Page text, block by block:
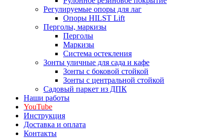
Регулируемые опоры для лаг
Опоры HILST Lift
Перголы, маркизы
Перголы
Маркизы
Система остекления
Зонты уличные для сада и кафе
Зонты с боковой стойкой
Зонты с центральной стойкой
Садовый паркет из ДПК
Наши работы
YouTube
Инструкция
Доставка и оплата
Контакты